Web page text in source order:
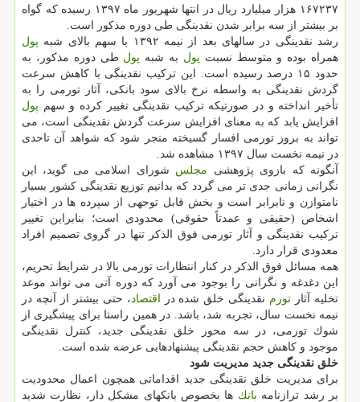
۱۶۷۲۳۷ هزار میلیارد ریال در انتها شهریور ماه ۱۳۹۷ رسیده كه گواه
بر بیشتر از سه برابر شدن نقدینگی طی دوره مذكور است.
رشد نقدینگی در سالهای بعد از نیمه ۱۳۹۲ با سهم بالای شبه
پول
همراه بوده و متوسط نسبت پول به شبه پول طی دوره مذكور، به
حدود ۱۵ درصد رسیده است. این تركیب نقدینگی با كاهش سرعت
گردش نقدینگی به واسطه نرخ بالای سود بانكی، آثار تورمی را به
تأخیر انداخته و در صورتیكه تركیب نقدینگی تغییر كرده و سهم پول
افزایش یابد كه به معنای افزایش سرعت گردش نقدینگی است، می
تواند به بروز تورمی افسار گسیخته منجر شود كه شواهد آن تاحدی
در نیمه نخست سال ۱۳۹۷ مشاهده شد.
آنگونه كه بازوی پژوهشی مجلس شورای اسلامی می گوید، این
نگرانی زمانی جدی تر می گردد كه بدانیم توزیع نقدینگی كشور بسیار
نامتوازن و نابرابر است و بخش قابل توجهی از سپرده ها در اختیار
اشخاص (حقیقی و عمدتاً حقوقی) محدودی است؛ بنابراین تغییر
تركیب نقدینگی و آثار تورمی فوق الذكر تنها در گروی تصمیم افراد
معدودی قرار دارد.
همه مسائل فوق الذكر در كنار انتظارات تورمی بالا در شرایط تحریم،
این دغدغه و نگرانی را بوجود می آورد كه دوره آتی می تواند موعد
تخلیه آثار تورم نقدینگی خلق شده در اقتصاد ، حتی بیشتر از آنچه در
نیمه نخست سال، تجربه شد، باشد. در همین راستا برای پیشگیری از
شوك تورمی، در سه محور خلق نقدینگی جدید، كنترل نقدینگی
موجود و كاهش حجم نقدینگی پیشنهادهایی عرضه شده است.
خلق نقدینگی جدید مدیریت شود
برای مدیریت خلق نقدینگی جدید اقداماتی همچون اعمال محدودیت
بر رشد ترازنامه بانك ها بخصوص بانكهای مشكل دار، نظارت شدید